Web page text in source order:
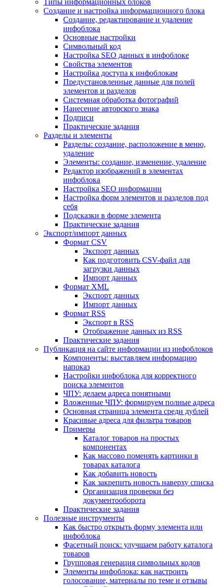
Типы информационных блоков
Создание и настройка информационного блока
Создание, редактирование и удаление
инфоблока
Основные настройки
Символьный код
Настройка SEO данных в инфоблоке
Свойства элементов
Настройка доступа к инфоблокам
Предустановленные данные для полей
элементов и разделов
Системная обработка фотографий
Нанесение авторского знака
Подписи
Практические задания
Разделы и элементы
Разделы: создание, расположение в меню,
удаление
Элементы: создание, изменение, удаление
Редактор изображений в элементах
инфоблока
Настройка SEO информации
Настройка форм элементов и разделов под
себя
Подсказки в форме элемента
Практические задания
Экспорт/импорт данных
Формат CSV
Экспорт данных
Как подготовить CSV-файл для
загрузки данных
Импорт данных
Формат XML
Экспорт данных
Импорт данных
Формат RSS
Экспорт в RSS
Отображение данных из RSS
Практические задания
Публикация на сайте информации из инфоблоков
Компоненты: выставляем информацию
напоказ
Настройки инфоблока для корректного
поиска элементов
ЧПУ: делаем адреса понятными
Вложенные ЧПУ: формируем полные адреса
Основная страница элемента среди дублей
Красивые адреса для фильтра товаров
Примеры
Каталог товаров на простых
компонентах
Как массово поменять картинки в
товарах каталога
Как добавить новость
Как закрепить новость наверху списка
Организация проверки без
документооборота
Практические задания
Полезные инструменты
Как быстро открыть форму элемента или
инфоблока
Фасетный поиск: улучшаем работу каталога
товаров
Групповая генерация символьных кодов
Элементы инфоблока: как настроить
голосование, материалы по теме и отзывы